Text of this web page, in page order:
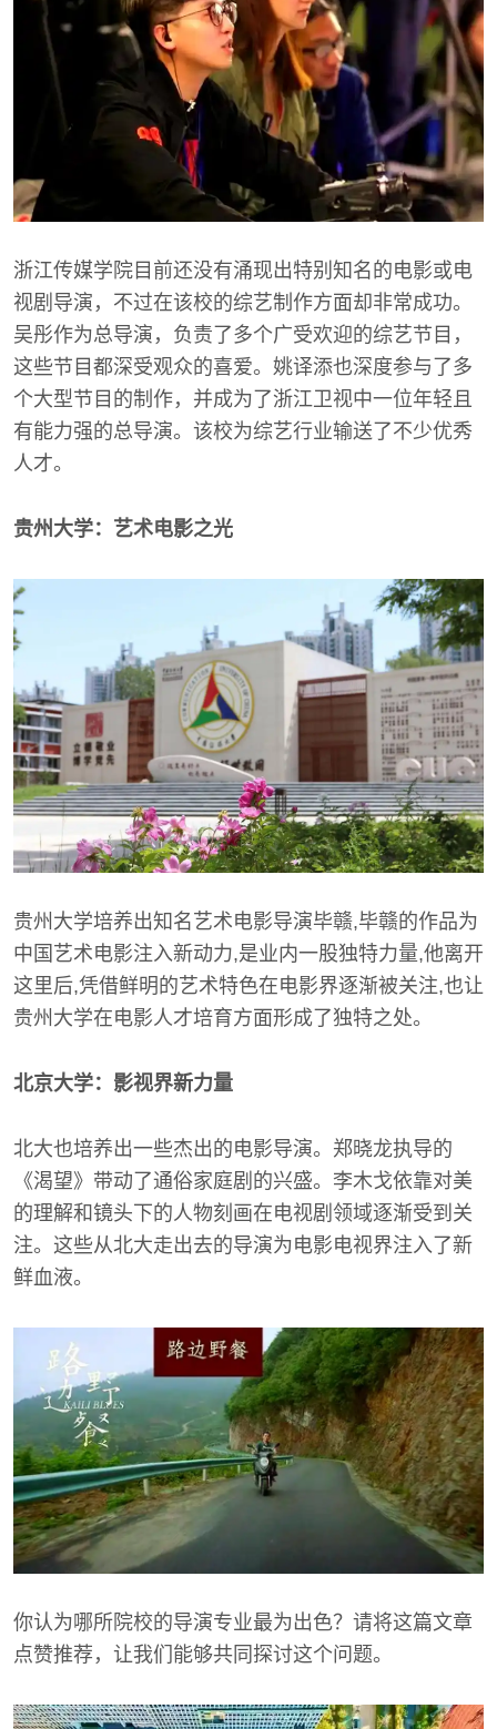
浙江传媒学院目前还没有涌现出特别知名的电影或电
视剧导演，不过在该校的综艺制作方面却非常成功。
吴彤作为总导演，负责了多个广受欢迎的综艺节目，
这些节目都深受观众的喜爱。姚译添也深度参与了多
个大型节目的制作，并成为了浙江卫视中一位年轻且
有能力强的总导演。该校为综艺行业输送了不少优秀
人才。
贵州大学：艺术电影之光
贵州大学培养出知名艺术电影导演毕赣,毕赣的作品为
中国艺术电影注入新动力,是业内一股独特力量,他离开
这里后,凭借鲜明的艺术特色在电影界逐渐被关注,也让
贵州大学在电影人才培育方面形成了独特之处。
北京大学：影视界新力量
北大也培养出一些杰出的电影导演。郑晓龙执导的
《渴望》带动了通俗家庭剧的兴盛。李木戈依靠对美
的理解和镜头下的人物刻画在电视剧领域逐渐受到关
注。这些从北大走出去的导演为电影电视界注入了新
鲜血液。
你认为哪所院校的导演专业最为出色？请将这篇文章
点赞推荐，让我们能够共同探讨这个问题。